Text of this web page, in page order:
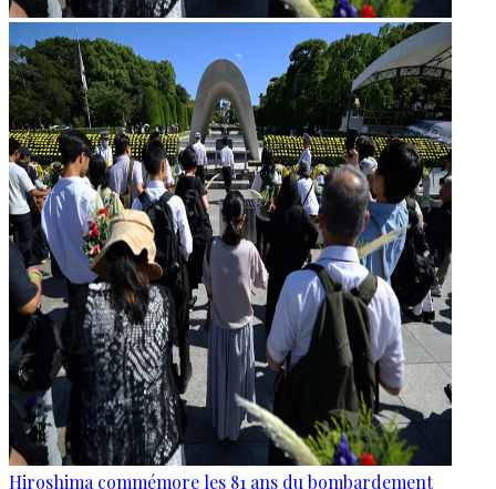
Hiroshima commémore les 81 ans du bombardement